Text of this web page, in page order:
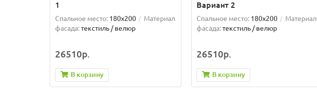
1
Спальное место: 180x200
Материал
фасада:текстиль / велюр
26510р.
В корзину
Вариант 2
Спальное место: 180x200
Материал
фасада:текстиль / велюр
26510р.
В корзину